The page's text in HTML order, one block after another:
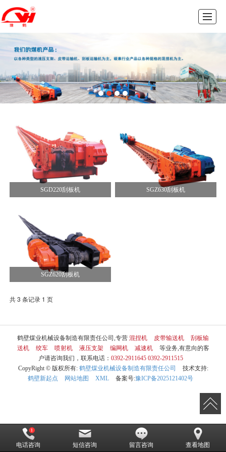
首页 公司介绍
SGD220刮板机 SGZ630刮板机
SGZ620刮板机
共 3 条记录 1 页
鹤壁煤业机械设备制造有限责任公司,专营 混捏机 皮带输送机
刮板输
送机
绞车 喷射机 液压支架 编网机 减速机
等业务,有意向的客
户请咨询我们，联系电话： 0392-2911645 0392-2911515
CopyRight © 版权所有: 鹤壁煤业机械设备制造有限责任公司
技术支持:
鹤壁新起点
网站地图 XML 备案号:豫ICP备2025121402号
电话咨询 短信咨询 留言咨询 查看地图